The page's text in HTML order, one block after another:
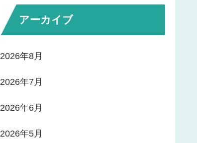
アーカイブ
2026年8月
2026年7月
2026年6月
2026年5月